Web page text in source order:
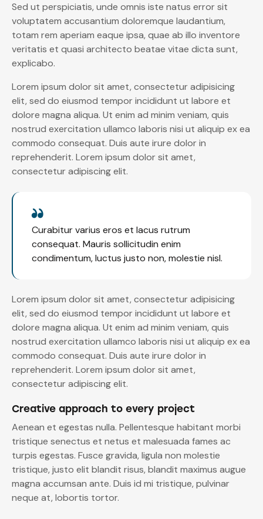
Sed ut perspiciatis, unde omnis iste natus error sit
voluptatem accusantium doloremque laudantium,
totam rem aperiam eaque ipsa, quae ab illo inventore
veritatis et quasi architecto beatae vitae dicta sunt,
explicabo.
Lorem ipsum dolor sit amet, consectetur adipisicing
elit, sed do eiusmod tempor incididunt ut labore et
dolore magna aliqua. Ut enim ad minim veniam, quis
nostrud exercitation ullamco laboris nisi ut aliquip ex ea
commodo consequat. Duis aute irure dolor in
reprehenderit. Lorem ipsum dolor sit amet,
consectetur adipiscing elit.
Curabitur varius eros et lacus rutrum
consequat. Mauris sollicitudin enim
condimentum, luctus justo non, molestie nisl.
Lorem ipsum dolor sit amet, consectetur adipisicing
elit, sed do eiusmod tempor incididunt ut labore et
dolore magna aliqua. Ut enim ad minim veniam, quis
nostrud exercitation ullamco laboris nisi ut aliquip ex ea
commodo consequat. Duis aute irure dolor in
reprehenderit. Lorem ipsum dolor sit amet,
consectetur adipiscing elit.
Creative approach to every project
Aenean et egestas nulla. Pellentesque habitant morbi
tristique senectus et netus et malesuada fames ac
turpis egestas. Fusce gravida, ligula non molestie
tristique, justo elit blandit risus, blandit maximus augue
magna accumsan ante. Duis id mi tristique, pulvinar
neque at, lobortis tortor.